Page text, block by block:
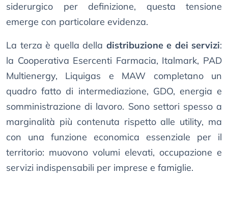
siderurgico per definizione, questa tensione
emerge con particolare evidenza.
La terza è quella della distribuzione e dei servizi:
la Cooperativa Esercenti Farmacia, Italmark, PAD
Multienergy, Liquigas e MAW completano un
quadro fatto di intermediazione, GDO, energia e
somministrazione di lavoro. Sono settori spesso a
marginalità più contenuta rispetto alle utility, ma
con una funzione economica essenziale per il
territorio: muovono volumi elevati, occupazione e
servizi indispensabili per imprese e famiglie.